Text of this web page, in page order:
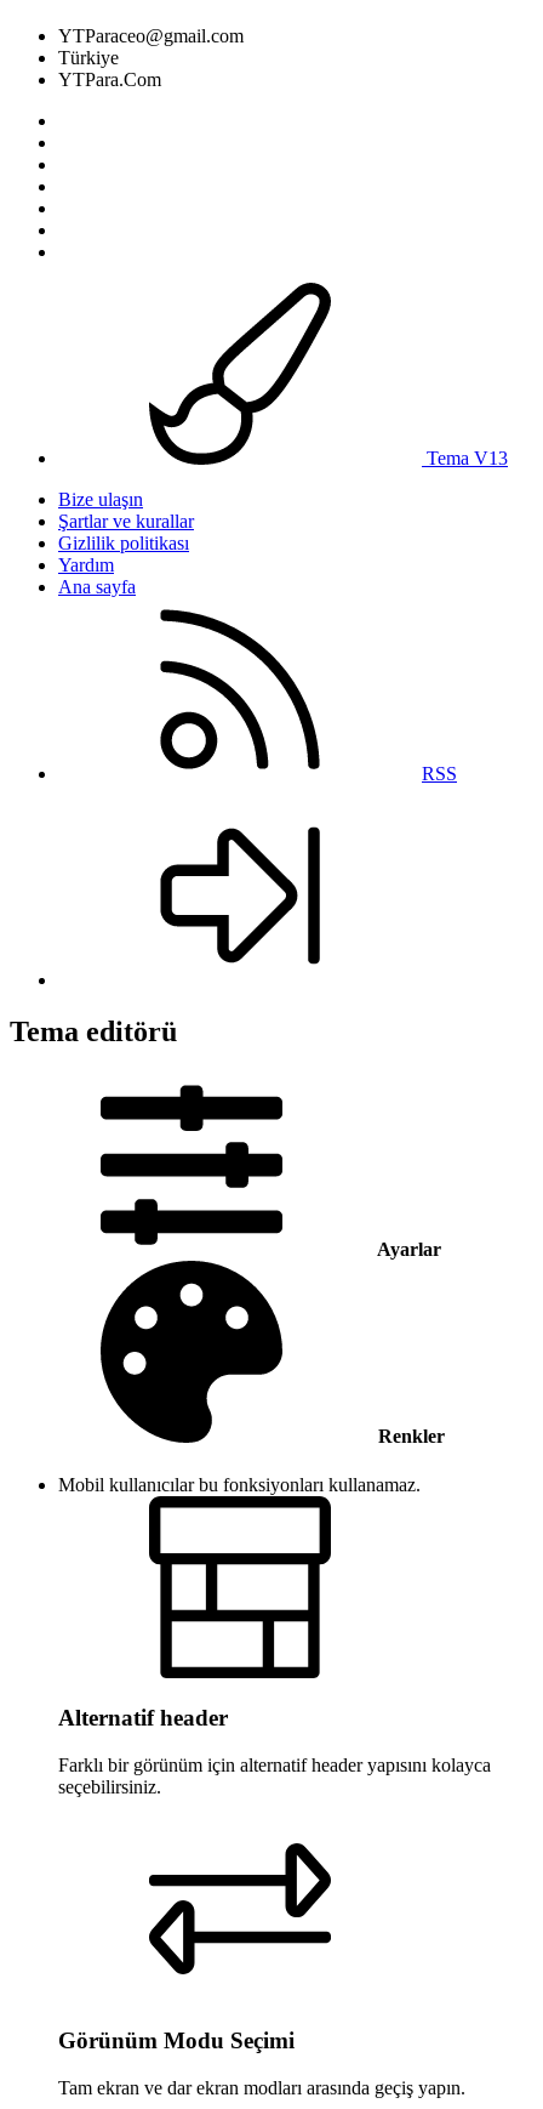
YTParaceo@gmail.com
Türkiye
YTPara.Com
Tema V13
Bize ulaşın
Şartlar ve kurallar
Gizlilik politikası
Yardım
Ana sayfa
RSS
Tema editörü
Ayarlar
Renkler
Mobil kullanıcılar bu fonksiyonları kullanamaz.
Alternatif header
Farklı bir görünüm için alternatif header yapısını kolayca
seçebilirsiniz.
Görünüm Modu Seçimi
Tam ekran ve dar ekran modları arasında geçiş yapın.